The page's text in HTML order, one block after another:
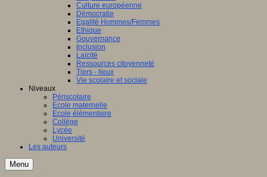
Culture européenne
Démocratie
Egalité Hommes/Femmes
Ethique
Gouvernance
Inclusion
Laïcité
Ressources citoyenneté
Tiers - lieux
Vie scolaire et sociale
Niveaux
Périscolaire
Ecole maternelle
Ecole élémentaire
Collège
Lycée
Université
Les auteurs
Menu